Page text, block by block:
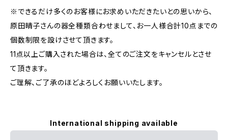
※できるだけ多くのお客様にお求めいただきたいとの思いから、
原田晴子さんの器全種類合わせまして、お一人様合計10点までの
個数制限を設けさせて頂きます。
11点以上ご購入された場合は、全てのご注文をキャンセルとさせ
て頂きます。
ご理解、ご了承のほどよろしくお願いいたします。
International shipping available